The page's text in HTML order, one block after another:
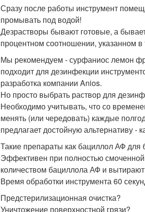
Сразу после работы инструмент
промывать под водой!
Дезрастворы бывают готовые, а
процентном соотношении, указанном
Мы рекомендуем - сурфаниос лемон
подходит для дезинфекции
разработка компании Anios.
Но просто выбрать раствор для
Необходимо учитывать, что со
менять (или чередовать) каждые
предлагает достойную альтернативу -
Такие препараты как бациллол АФ для
Эффективен при полностью
количеством бациллола АФ и
Время обработки инструмента 60
Предстерилизационная очистка?
Уничтожение поверхностной грязи?